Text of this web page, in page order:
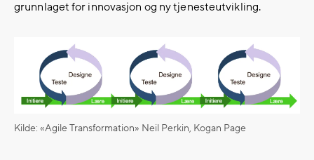
grunnlaget for innovasjon og ny tjenesteutvikling.
Kilde: «Agile Transformation» Neil Perkin, Kogan Page